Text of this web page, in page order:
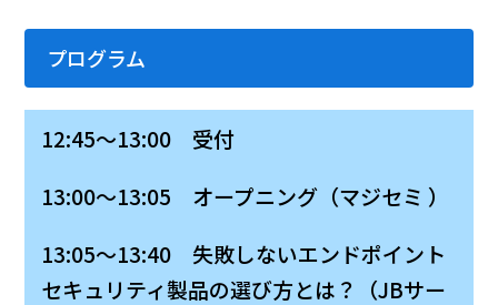
プログラム
12:45～13:00 受付
13:00～13:05 オープニング（マジセミ ）
13:05～13:40 失敗しないエンドポイント
セキュリティ製品の選び方とは？（JBサー